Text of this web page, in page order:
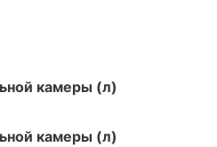
камеры (л)
камеры (л)